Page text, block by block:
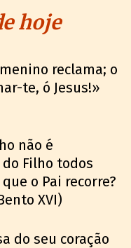
hoje
reclama; o
te, ó Jesus!»
não é
Filho todos
o Pai recorre?
XVI)
do seu coração